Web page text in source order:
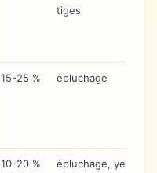
tiges
15-25 % épluchage
10-20 % épluchage, yeux